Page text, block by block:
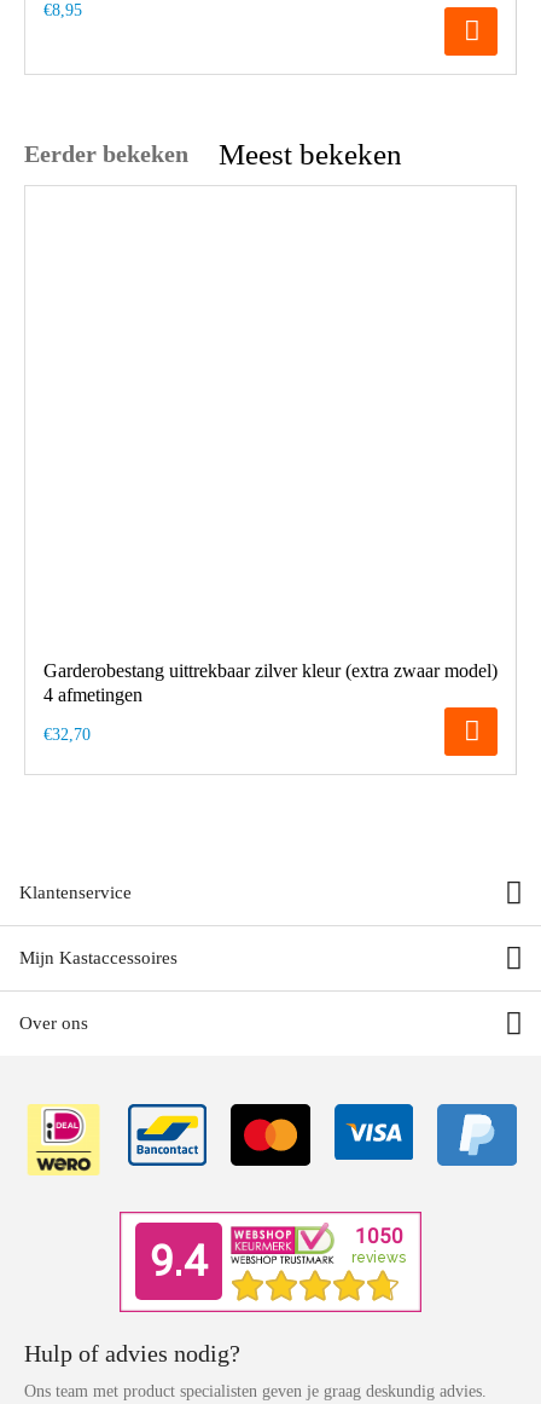
€8,95
Eerder bekeken Meest bekeken
Garderobestang uittrekbaar zilver kleur (extra zwaar model)
4 afmetingen
€32,70
Klantenservice
Mijn Kastaccessoires
Over ons
Hulp of advies nodig?
Ons team met product specialisten geven je graag deskundig advies.